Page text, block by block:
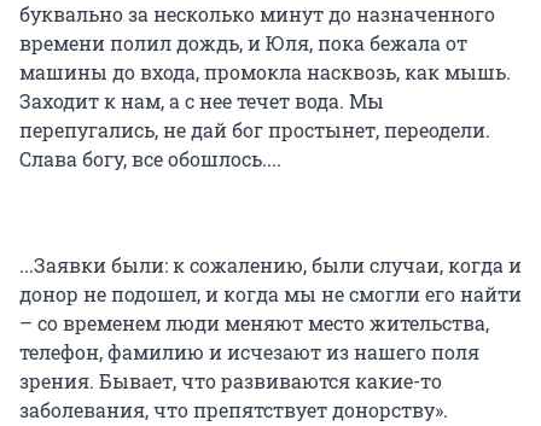
буквально за несколько минут до назначенного
времени полил дождь, и Юля, пока бежала от
машины до входа, промокла насквозь, как мышь.
Заходит к нам, а с нее течет вода. Мы
перепугались, не дай бог простынет, переодели.
Слава богу, все обошлось....
...Заявки были: к сожалению, были случаи, когда и
донор не подошел, и когда мы не смогли его найти
– со временем люди меняют место жительства,
телефон, фамилию и исчезают из нашего поля
зрения. Бывает, что развиваются какие-то
заболевания, что препятствует донорству».